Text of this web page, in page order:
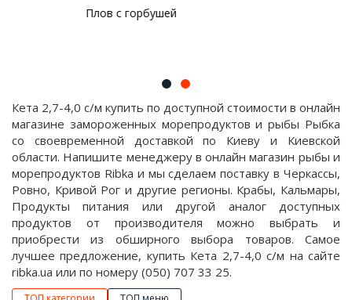
Кета 2,7-4,0 с/м купить по доступной стоимости в онлайн
магазине замороженных морепродуктов и рыбы Рыбка
со своевременной доставкой по Киеву и Киевской
области. Напишите менеджеру в онлайн магазин рыбы и
морепродуктов Ribka и мы сделаем поставку в Черкассы,
Ровно, Кривой Рог и другие регионы. Крабы, Кальмары,
Продукты питания или другой аналог доступных
продуктов от производителя можно выбрать и
приобрести из обширного выбора товаров. Самое
лучшее предложение, купить Кета 2,7-4,0 с/м на сайте
ribka.ua или по номеру (050) 707 33 25.